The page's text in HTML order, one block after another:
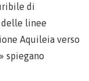
di
delle linee
Aquileia verso
spiegano